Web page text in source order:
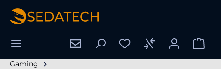
springen
Gaming